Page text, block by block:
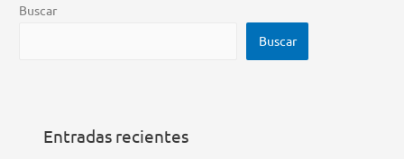
Buscar
Buscar
Entradas recientes